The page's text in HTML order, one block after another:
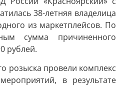
38-летняя владелица
из маркетплейсов. По
сумма причиненного
рублей.
розыска провели комплекс
в результате